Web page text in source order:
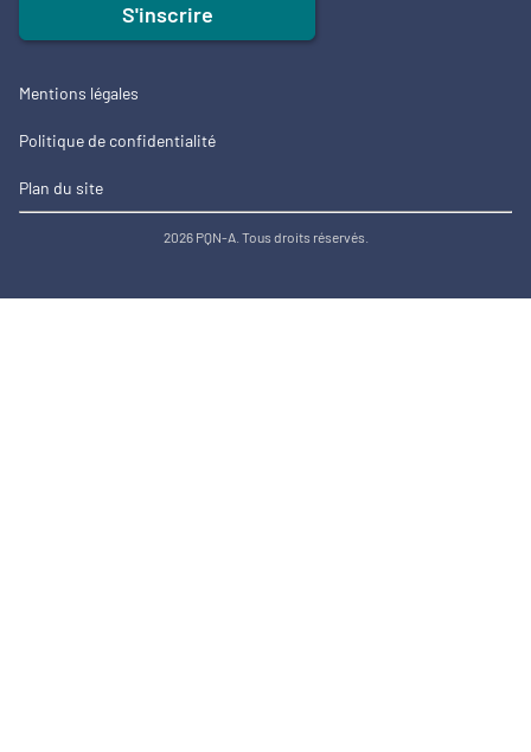
S'inscrire
Mentions légales
Politique de confidentialité
Plan du site
2026 PQN-A. Tous droits réservés.